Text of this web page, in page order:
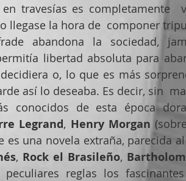
travesías es completamente
llegase la hora de  componer
abandona la sociedad,
libertad absoluta para
o, lo que es más
así lo deseaba. Es decir, sin
Legrand, Henry Morgan
es una novela extraña, parecida
, Rock el Brasileño,
reglas los